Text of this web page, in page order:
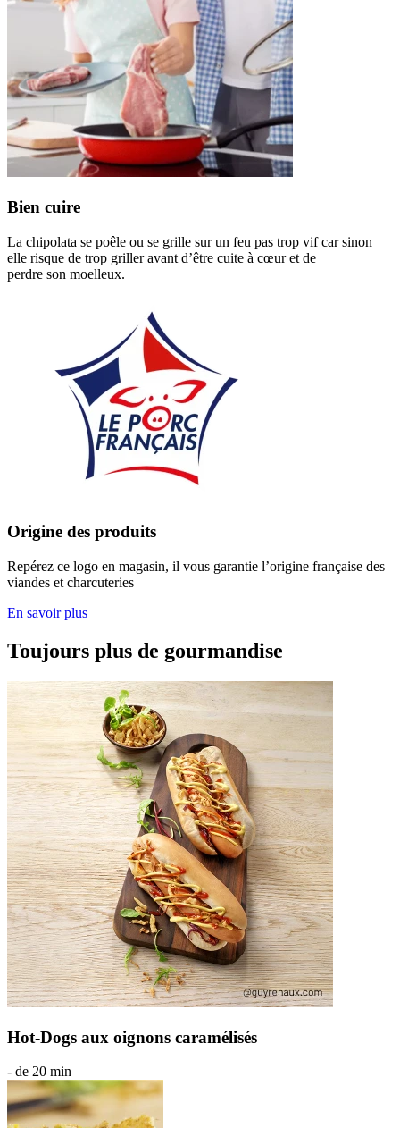
Bien cuire
La chipolata se poêle ou se grille sur un feu pas trop vif car sinon
elle risque de trop griller avant d’être cuite à cœur et de
perdre son moelleux.
Origine des produits
Repérez ce logo en magasin, il vous garantie l’origine française des
viandes et charcuteries
En savoir plus
Toujours plus de gourmandise
Hot-Dogs aux oignons caramélisés
- de 20 min